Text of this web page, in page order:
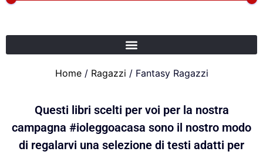
Home/ Ragazzi / Fantasy Ragazzi
Questi libri scelti per voi per la nostra
campagna #ioleggoacasa sono il nostro modo
di regalarvi una selezione di testi adatti per